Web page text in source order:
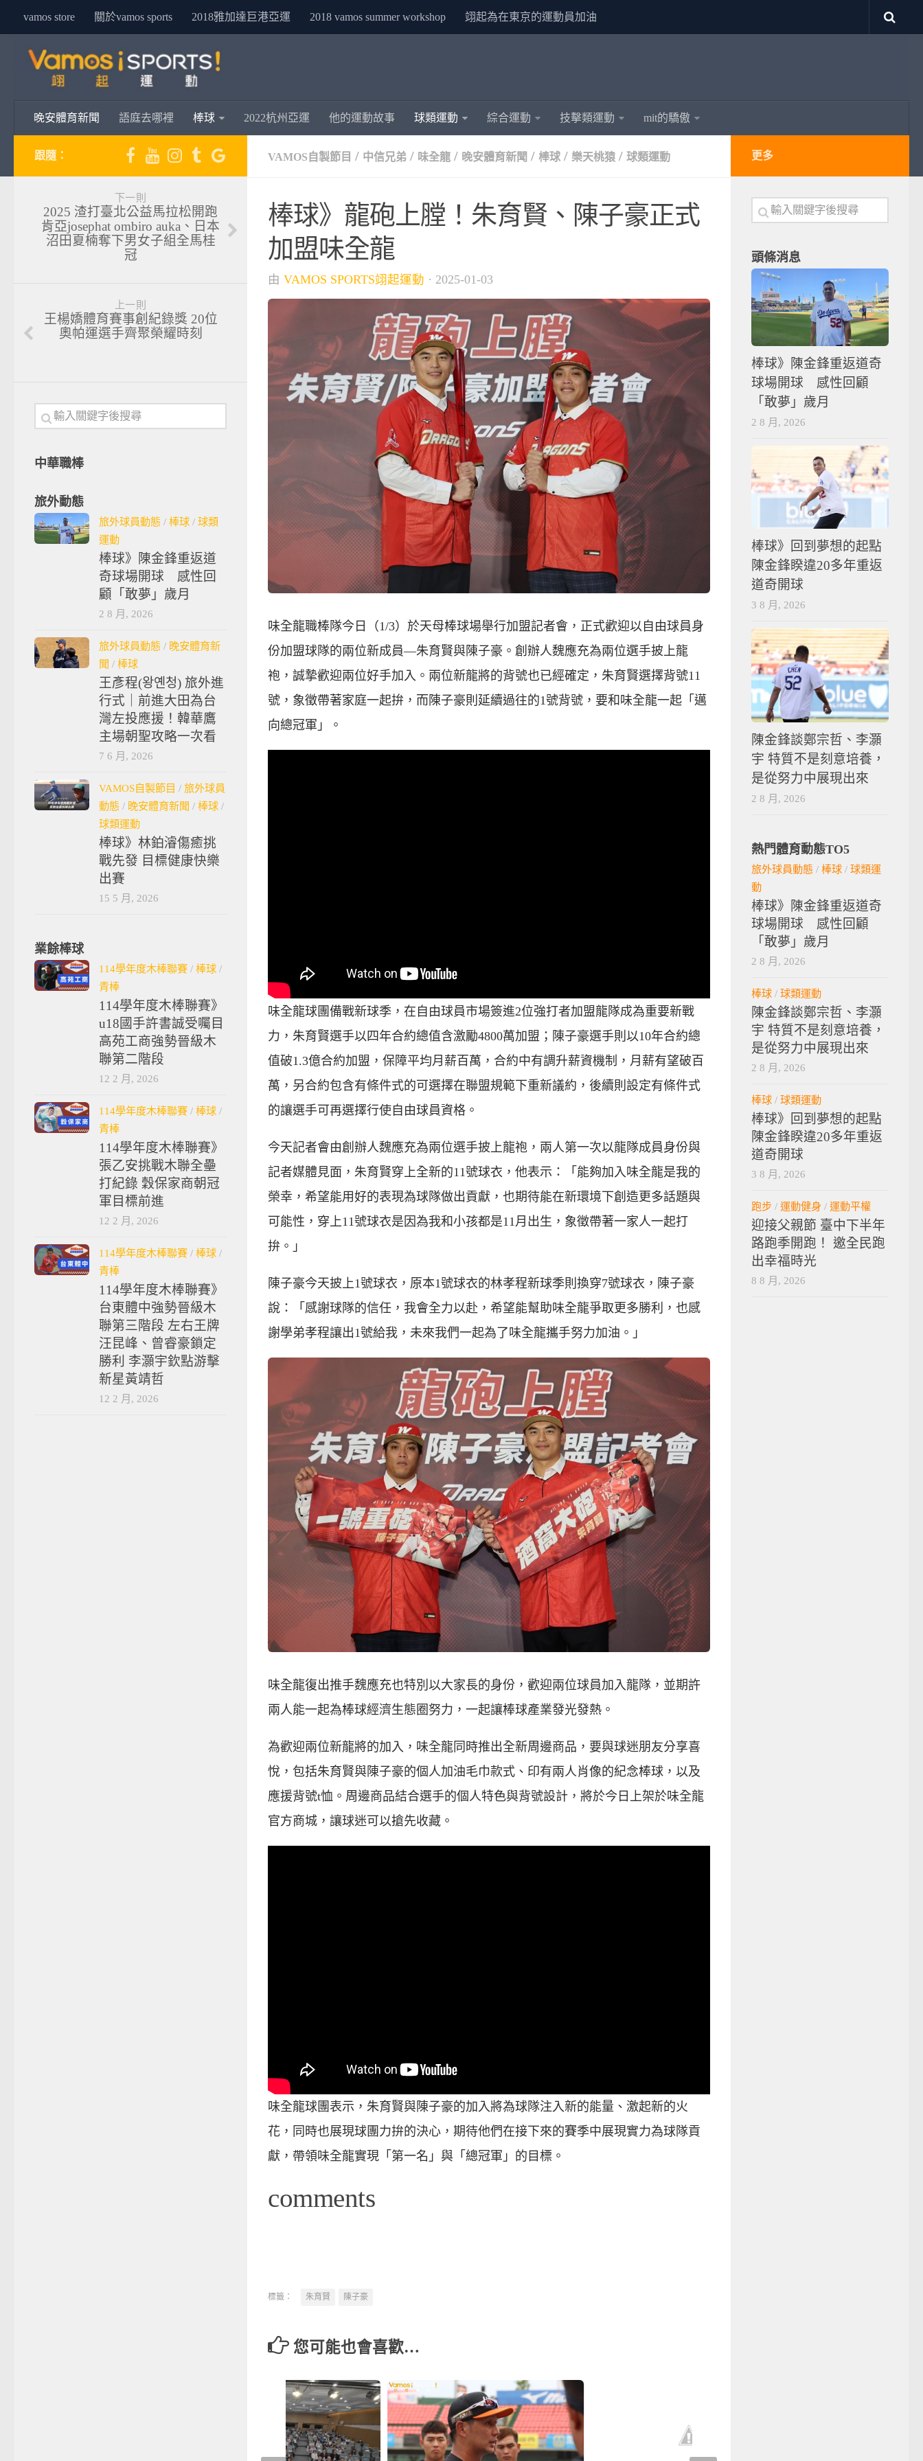
vamos store 關於vamos sports 2018雅加達巨港亞運 2018 vamos summer workshop 翊起為在東京的運動員加油
晚安體育新聞 語庭去哪裡 棒球 2022杭州亞運 他的運動故事 球類運動 綜合運動 技擊類運動 mit的驕傲
VAMOS自製節目 / 中信兄弟 / 味全龍 / 晚安體育新聞 / 棒球 / 樂天桃猿 / 球類運動
棒球》龍砲上膛！朱育賢、陳子豪正式
加盟味全龍
由 VAMOS SPORTS翊起運動 · 2025-01-03
味全龍職棒隊今日（1/3）於天母棒球場舉行加盟記者會，正式歡迎以自由球員身
份加盟球隊的兩位新成員—朱育賢與陳子豪。創辦人魏應充為兩位選手披上龍
袍，誠摯歡迎兩位好手加入。兩位新龍將的背號也已經確定，朱育賢選擇背號11
號，象徵帶著家庭一起拚，而陳子豪則延續過往的1號背號，要和味全龍一起「邁
向總冠軍」。
味全龍球團備戰新球季，在自由球員市場簽進2位強打者加盟龍隊成為重要新戰
力，朱育賢選手以四年合約總值含激勵4800萬加盟；陳子豪選手則以10年合約總
值破1.3億合約加盟，保障平均月薪百萬，合約中有調升薪資機制，月薪有望破百
萬，另合約包含有條件式的可選擇在聯盟規範下重新議約，後續則設定有條件式
的讓選手可再選擇行使自由球員資格。
今天記者會由創辦人魏應充為兩位選手披上龍袍，兩人第一次以龍隊成員身份與
記者媒體見面，朱育賢穿上全新的11號球衣，他表示：「能夠加入味全龍是我的
榮幸，希望能用好的表現為球隊做出貢獻，也期待能在新環境下創造更多話題與
可能性，穿上11號球衣是因為我和小孩都是11月出生，象徵帶著一家人一起打
拚。」
陳子豪今天披上1號球衣，原本1號球衣的林孝程新球季則換穿7號球衣，陳子豪
說：「感謝球隊的信任，我會全力以赴，希望能幫助味全龍爭取更多勝利，也感
謝學弟孝程讓出1號給我，未來我們一起為了味全龍攜手努力加油。」
味全龍復出推手魏應充也特別以大家長的身份，歡迎兩位球員加入龍隊，並期許
兩人能一起為棒球經濟生態圈努力，一起讓棒球產業發光發熱。
為歡迎兩位新龍將的加入，味全龍同時推出全新周邊商品，要與球迷朋友分享喜
悅，包括朱育賢與陳子豪的個人加油毛巾款式、印有兩人肖像的紀念棒球，以及
應援背號t恤。周邊商品結合選手的個人特色與背號設計，將於今日上架於味全龍
官方商城，讓球迷可以搶先收藏。
味全龍球團表示，朱育賢與陳子豪的加入將為球隊注入新的能量、激起新的火
花，同時也展現球團力拚的決心，期待他們在接下來的賽季中展現實力為球隊貢
獻，帶領味全龍實現「第一名」與「總冠軍」的目標。
comments
標籤： 朱育賢 陳子豪
您可能也會喜歡…
跟隨：
下一則
2025 渣打臺北公益馬拉松開跑
肯亞josephat ombiro auka、日本
沼田夏楠奪下男女子組全馬桂
冠
上一則
王楊嬌體育賽事創紀錄獎 20位
奧帕運選手齊聚榮耀時刻
中華職棒
旅外動態
旅外球員動態 / 棒球 / 球類
運動
棒球》陳金鋒重返道
奇球場開球 感性回
顧「敢夢」歲月
2 8 月, 2026
旅外球員動態 / 晚安體育新
聞 / 棒球
王彥程(왕옌청) 旅外進
行式｜前進大田為台
灣左投應援！韓華鷹
主場朝聖攻略一次看
7 6 月, 2026
VAMOS自製節目 / 旅外球員
動態 / 晚安體育新聞 / 棒球 /
球類運動
棒球》林鉑濬傷癒挑
戰先發 目標健康快樂
出賽
15 5 月, 2026
業餘棒球
114學年度木棒聯賽 / 棒球 /
青棒
114學年度木棒聯賽》
u18國手許書誠受囑目
高苑工商強勢晉級木
聯第二階段
12 2 月, 2026
114學年度木棒聯賽 / 棒球 /
青棒
114學年度木棒聯賽》
張乙安挑戰木聯全壘
打紀錄 穀保家商朝冠
軍目標前進
12 2 月, 2026
114學年度木棒聯賽 / 棒球 /
青棒
114學年度木棒聯賽》
台東體中強勢晉級木
聯第三階段 左右王牌
汪昆峰、曾睿豪鎖定
勝利 李灝宇欽點游擊
新星黃靖哲
12 2 月, 2026
更多
頭條消息
棒球》陳金鋒重返道奇
球場開球 感性回顧
「敢夢」歲月
2 8 月, 2026
棒球》回到夢想的起點
陳金鋒睽違20多年重返
道奇開球
3 8 月, 2026
陳金鋒談鄭宗哲、李灝
宇 特質不是刻意培養，
是從努力中展現出來
2 8 月, 2026
熱門體育動態TO5
旅外球員動態 / 棒球 / 球類運
動
棒球》陳金鋒重返道奇
球場開球 感性回顧
「敢夢」歲月
2 8 月, 2026
棒球 / 球類運動
陳金鋒談鄭宗哲、李灝
宇 特質不是刻意培養，
是從努力中展現出來
2 8 月, 2026
棒球 / 球類運動
棒球》回到夢想的起點
陳金鋒睽違20多年重返
道奇開球
3 8 月, 2026
跑步 / 運動健身 / 運動平權
迎接父親節 臺中下半年
路跑季開跑！ 邀全民跑
出幸福時光
8 8 月, 2026